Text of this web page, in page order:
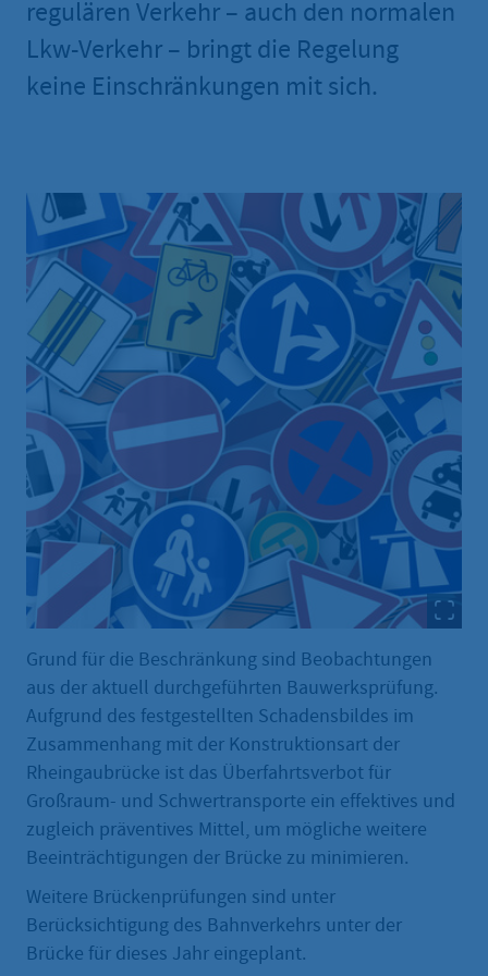
regulären Verkehr – auch den normalen
Lkw-Verkehr – bringt die Regelung
keine Einschränkungen mit sich.
Grund für die Beschränkung sind Beobachtungen
aus der aktuell durchgeführten Bauwerksprüfung.
Aufgrund des festgestellten Schadensbildes im
Zusammenhang mit der Konstruktionsart der
Rheingaubrücke ist das Überfahrtsverbot für
Großraum- und Schwertransporte ein effektives und
zugleich präventives Mittel, um mögliche weitere
Beeinträchtigungen der Brücke zu minimieren.
Weitere Brückenprüfungen sind unter
Berücksichtigung des Bahnverkehrs unter der
Brücke für dieses Jahr eingeplant.